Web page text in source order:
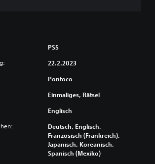
PS5
22.2.2023
Pontoco
Einmaliges, Rätsel
Englisch
Deutsch, Englisch,
Französisch (Frankreich),
Japanisch, Koreanisch,
Spanisch (Mexiko)